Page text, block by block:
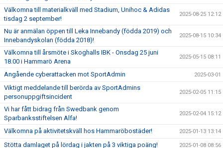
Välkomna till materialkväll med Stadium, Unihoc & Adidas
tisdag 2 september!
2025-08-25 12:12
Nu är anmälan öppen till Leka Innebandy (födda 2019) och
Innebandyskolan (födda 2018)!
2025-08-15 10:34
Välkomna till årsmöte i Skoghalls IBK - Onsdag 25 juni
18.00 i Hammarö Arena
2025-05-15 08:11
Angående cyberattacken mot SportAdmin 2025-03-01
Viktigt meddelande till berörda av SportAdmins
personuppgiftsincident
2025-02-05 11:15
Vi har fått bidrag från Swedbank genom
Sparbanksstiftelsen Alfa!
2025-02-04 15:12
Välkomna på aktivitetskväll hos Hammaröbostäder! 2025-01-13 13:14
Stötta damlaget på lördag i jakten på 3 viktiga poäng! 2025-01-08 08:56